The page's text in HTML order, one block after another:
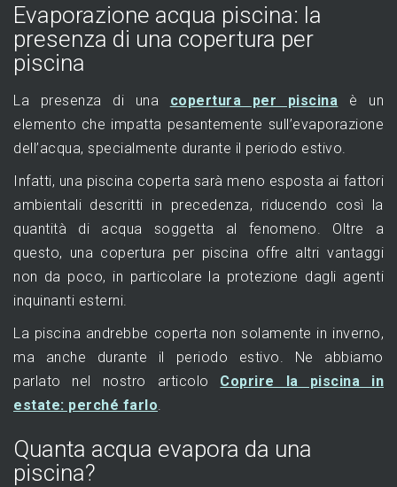
Evaporazione acqua piscina: la
presenza di una copertura per
piscina
La presenza di una copertura per piscina è un
elemento che impatta pesantemente sull’evaporazione
dell’acqua, specialmente durante il periodo estivo.
Infatti, una piscina coperta sarà meno esposta ai fattori
ambientali descritti in precedenza, riducendo così la
quantità di acqua soggetta al fenomeno. Oltre a
questo, una copertura per piscina offre altri vantaggi
non da poco, in particolare la protezione dagli agenti
inquinanti esterni.
La piscina andrebbe coperta non solamente in inverno,
ma anche durante il periodo estivo. Ne abbiamo
parlato nel nostro articolo Coprire la piscina in
estate: perché farlo
Quanta acqua evapora da una
piscina?